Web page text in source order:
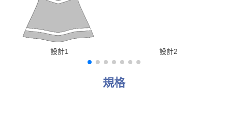
設計1 設計2
規格